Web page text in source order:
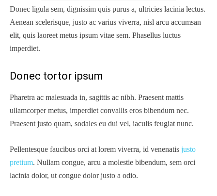
Donec ligula sem, dignissim quis purus a, ultricies lacinia lectus.
Aenean scelerisque, justo ac varius viverra, nisl arcu accumsan
elit, quis laoreet metus ipsum vitae sem. Phasellus luctus
imperdiet.
Donec tortor ipsum
Pharetra ac malesuada in, sagittis ac nibh. Praesent mattis
ullamcorper metus, imperdiet convallis eros bibendum nec.
Praesent justo quam, sodales eu dui vel, iaculis feugiat nunc.
Pellentesque faucibus orci at lorem viverra, id venenatisjusto
pretium. Nullam congue, arcu a molestie bibendum, sem orci
lacinia dolor, ut congue dolor justo a odio.